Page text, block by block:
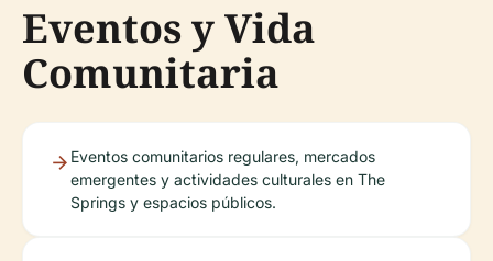
Eventos y Vida
Comunitaria
Eventos comunitarios regulares, mercados
emergentes y actividades culturales en The
Springs y espacios públicos.